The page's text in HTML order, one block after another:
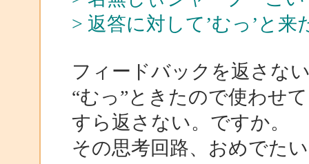
> 返答に対して’むっ’と
フィードバックを返さな
“むっ”ときたので使わせ
すら返さない。ですか。
その思考回路、おめでた